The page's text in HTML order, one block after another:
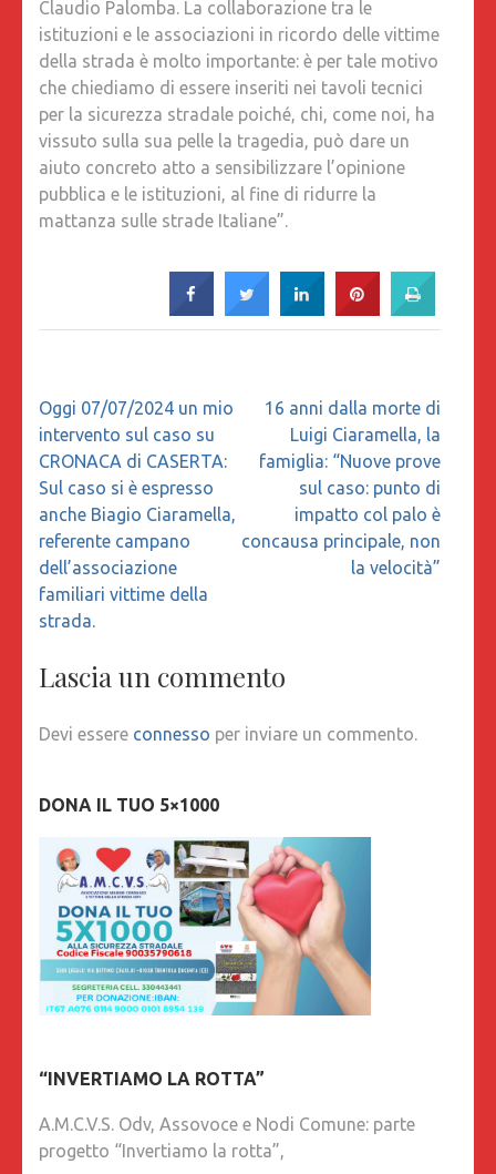
Claudio Palomba. La collaborazione tra le
istituzioni e le associazioni in ricordo delle vittime
della strada è molto importante: è per tale motivo
che chiediamo di essere inseriti nei tavoli tecnici
per la sicurezza stradale poiché, chi, come noi, ha
vissuto sulla sua pelle la tragedia, può dare un
aiuto concreto atto a sensibilizzare l’opinione
pubblica e le istituzioni, al fine di ridurre la
mattanza sulle strade Italiane”.
Navigazione
articoli
Oggi 07/07/2024 un mio
intervento sul caso su
CRONACA di CASERTA:
Sul caso si è espresso
anche Biagio Ciaramella,
referente campano
dell’associazione
familiari vittime della
strada.
16 anni dalla morte di
Luigi Ciaramella, la
famiglia: “Nuove prove
sul caso: punto di
impatto col palo è
concausa principale, non
la velocità”
Lascia un commento
Devi essere connesso per inviare un commento.
DONA IL TUO 5×1000
“INVERTIAMO LA ROTTA”
A.M.C.V.S. Odv, Assovoce e Nodi Comune: parte
progetto “Invertiamo la rotta”,